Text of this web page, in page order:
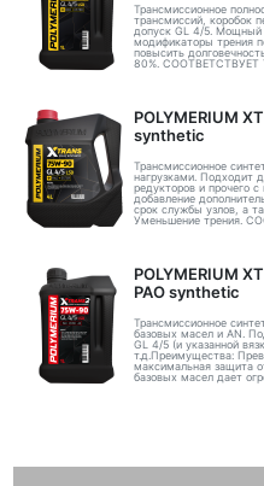
Трансмиссионное
трансмиссий, коробок
допуск GL 4/5. Мощный
модификаторы трения
повысить
80%. СООТВЕТСТВУЕТ
POLYMERIUM
synthetic
Трансмиссионное
нагрузками. Подходит
редукторов и прочего
добавление
срок службы узлов, а
Уменьшение трения.
POLYMERIUM
PAO synthetic
Трансмиссионное
базовых масел и AN.
GL 4/5 (и указанной
т.д.Преимущества:
максимальная защита
базовых масел дает